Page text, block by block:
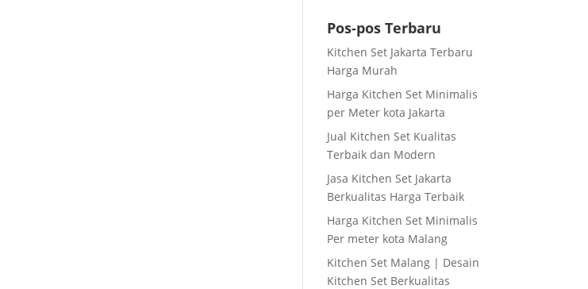
Pos-pos Terbaru
Kitchen Set Jakarta Terbaru
Harga Murah
Harga Kitchen Set Minimalis
per Meter kota Jakarta
Jual Kitchen Set Kualitas
Terbaik dan Modern
Jasa Kitchen Set Jakarta
Berkualitas Harga Terbaik
Harga Kitchen Set Minimalis
Per meter kota Malang
Kitchen Set Malang | Desain
Kitchen Set Berkualitas